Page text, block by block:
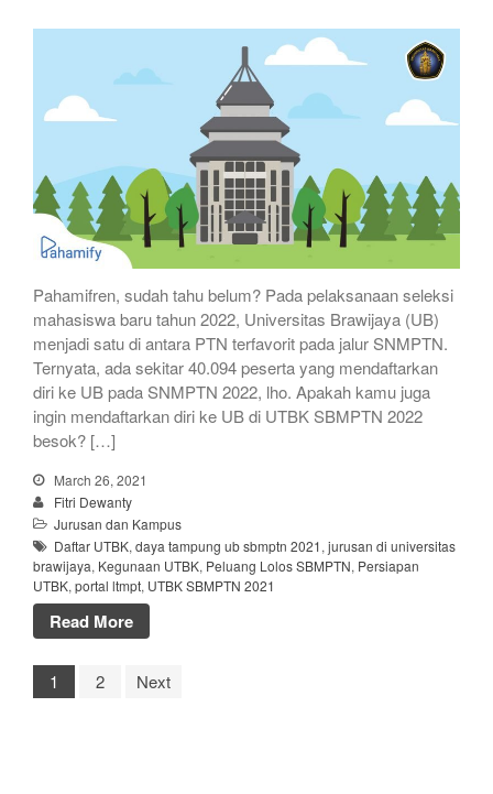
Pahamifren, sudah tahu belum? Pada pelaksanaan seleksi
mahasiswa baru tahun 2022, Universitas Brawijaya (UB)
menjadi satu di antara PTN terfavorit pada jalur SNMPTN.
Ternyata, ada sekitar 40.094 peserta yang mendaftarkan
diri ke UB pada SNMPTN 2022, lho. Apakah kamu juga
ingin mendaftarkan diri ke UB di UTBK SBMPTN 2022
besok? […]
March 26, 2021
Fitri Dewanty
Jurusan dan Kampus
Daftar UTBK, daya tampung ub sbmptn 2021, jurusan di universitas
brawijaya, Kegunaan UTBK, Peluang Lolos SBMPTN, Persiapan
UTBK, portal ltmpt, UTBK SBMPTN 2021
Read More
1 2 Next